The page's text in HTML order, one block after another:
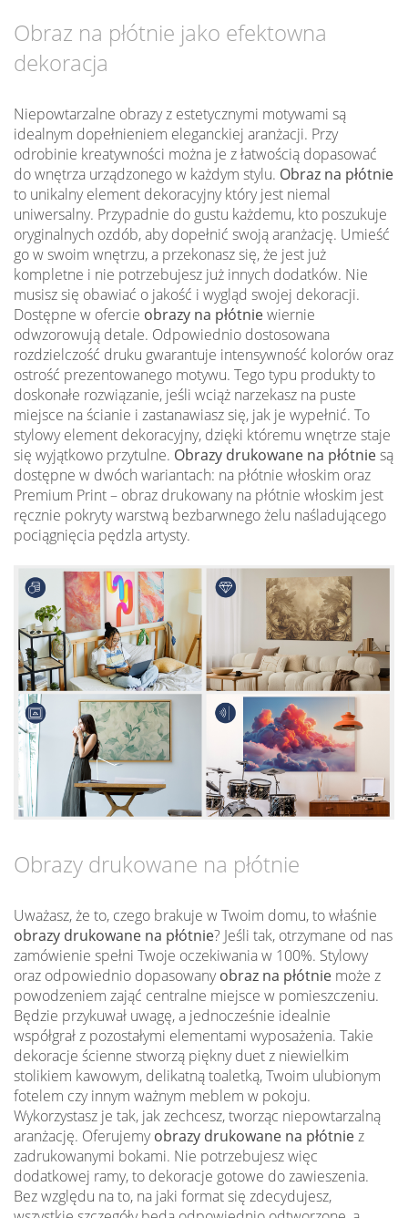
Obraz na płótnie jako efektowna
dekoracja
Niepowtarzalne obrazy z estetycznymi motywami są
idealnym dopełnieniem eleganckiej aranżacji. Przy
odrobinie kreatywności można je z łatwością dopasować
do wnętrza urządzonego w każdym stylu. Obraz na płótnie
to unikalny element dekoracyjny który jest niemal
uniwersalny. Przypadnie do gustu każdemu, kto poszukuje
oryginalnych ozdób, aby dopełnić swoją aranżację. Umieść
go w swoim wnętrzu, a przekonasz się, że jest już
kompletne i nie potrzebujesz już innych dodatków. Nie
musisz się obawiać o jakość i wygląd swojej dekoracji.
Dostępne w ofercie obrazy na płótniewiernie
odwzorowują detale. Odpowiednio dostosowana
rozdzielczość druku gwarantuje intensywność kolorów oraz
ostrość prezentowanego motywu. Tego typu produkty to
doskonałe rozwiązanie, jeśli wciąż narzekasz na puste
miejsce na ścianie i zastanawiasz się, jak je wypełnić. To
stylowy element dekoracyjny, dzięki któremu wnętrze staje
się wyjątkowo przytulne. Obrazy drukowane na płótniesą
dostępne w dwóch wariantach: na płótnie włoskim oraz
Premium Print – obraz drukowany na płótnie włoskim jest
ręcznie pokryty warstwą bezbarwnego żelu naśladującego
pociągnięcia pędzla artysty.
Obrazy drukowane na płótnie
Uważasz, że to, czego brakuje w Twoim domu, to właśnie
obrazy drukowane na płótnie? Jeśli tak, otrzymane od nas
zamówienie spełni Twoje oczekiwania w 100%. Stylowy
oraz odpowiednio dopasowanyobraz na płótnie może z
powodzeniem zająć centralne miejsce w pomieszczeniu.
Będzie przykuwał uwagę, a jednocześnie idealnie
współgrał z pozostałymi elementami wyposażenia. Takie
dekoracje ścienne stworzą piękny duet z niewielkim
stolikiem kawowym, delikatną toaletką, Twoim ulubionym
fotelem czy innym ważnym meblem w pokoju.
Wykorzystasz je tak, jak zechcesz, tworząc niepowtarzalną
aranżację. Oferujemyobrazy drukowane na płótniez
zadrukowanymi bokami. Nie potrzebujesz więc
dodatkowej ramy, to dekoracje gotowe do zawieszenia.
Bez względu na to, na jaki format się zdecydujesz,